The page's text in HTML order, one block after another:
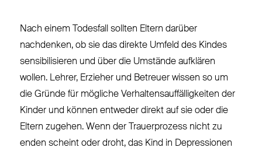
Nach einem Todesfall sollten Eltern darüber
nachdenken, ob sie das direkte Umfeld des Kindes
sensibilisieren und über die Umstände aufklären
wollen. Lehrer, Erzieher und Betreuer wissen so um
die Gründe für mögliche Verhaltensauffälligkeiten der
Kinder und können entweder direkt auf sie oder die
Eltern zugehen. Wenn der Trauerprozess nicht zu
enden scheint oder droht, das Kind in Depressionen